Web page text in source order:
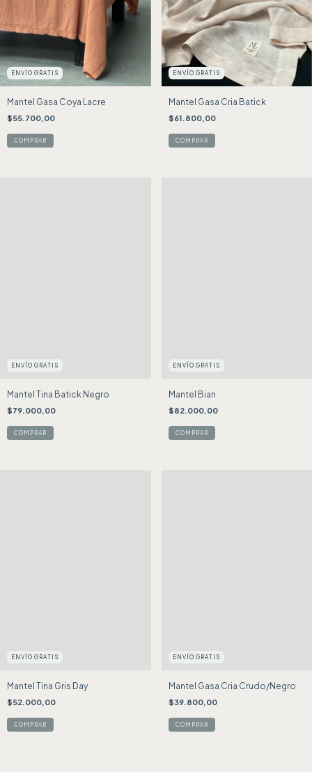
ENVÍO GRATIS
Mantel Gasa Coya Lacre
$55.700,00
ENVÍO GRATIS
Mantel Gasa Cria Batick
$61.800,00
ENVÍO GRATIS
Mantel Tina Batick Negro
$79.000,00
ENVÍO GRATIS
Mantel Bian
$82.000,00
ENVÍO GRATIS
Mantel Tina Gris Day
$52.000,00
ENVÍO GRATIS
Mantel Gasa Cria Crudo/Negro
$39.800,00